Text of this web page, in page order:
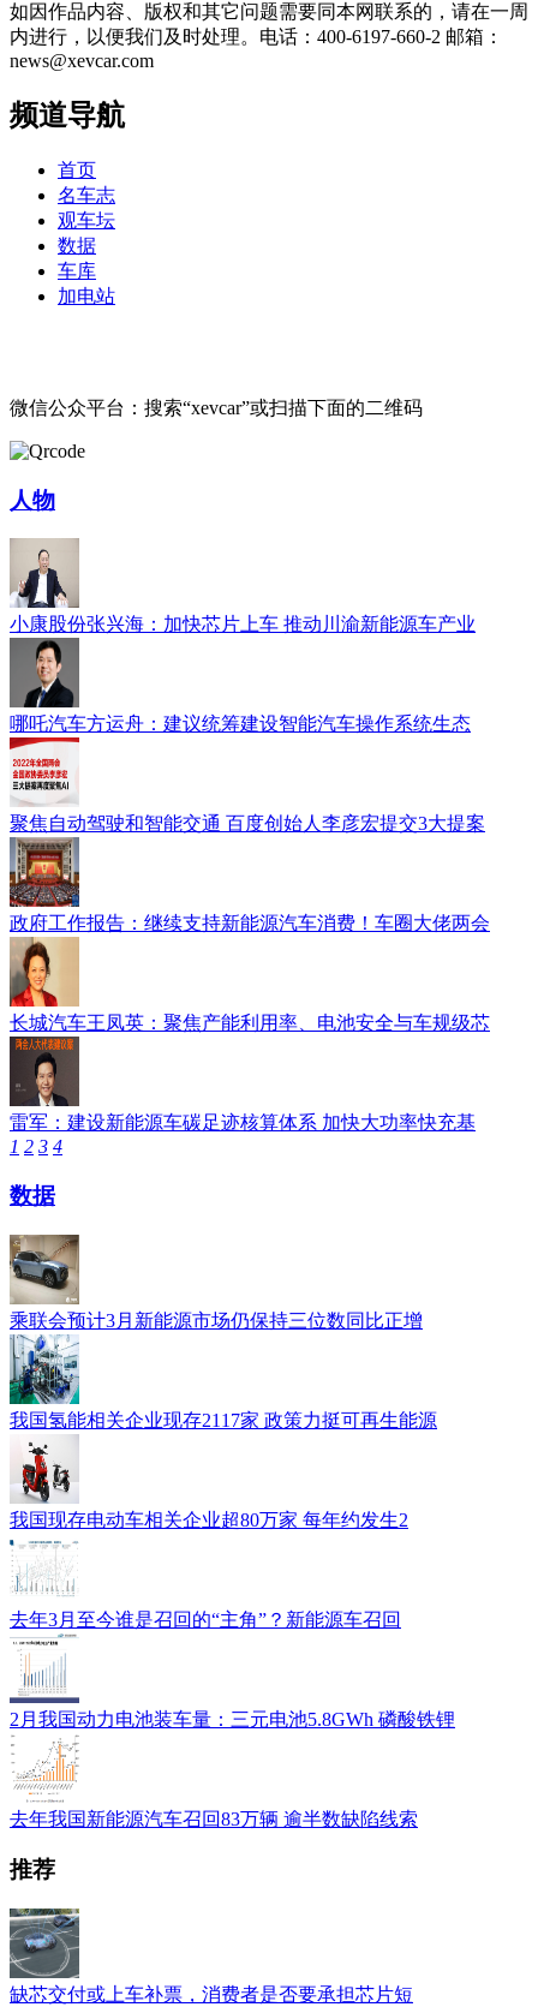
如因作品内容、版权和其它问题需要同本网联系的，请在一周
内进行，以便我们及时处理。电话：400-6197-660-2 邮箱：
news@xevcar.com
频道导航
首页
名车志
观车坛
数据
车库
加电站
微信公众平台：搜索“xevcar”或扫描下面的二维码
人物
小康股份张兴海：加快芯片上车 推动川渝新能源车产业
哪吒汽车方运舟：建议统筹建设智能汽车操作系统生态
聚焦自动驾驶和智能交通 百度创始人李彦宏提交3大提案
政府工作报告：继续支持新能源汽车消费！车圈大佬两会
长城汽车王凤英：聚焦产能利用率、电池安全与车规级芯
雷军：建设新能源车碳足迹核算体系 加快大功率快充基
1 2 3 4
数据
乘联会预计3月新能源市场仍保持三位数同比正增
我国氢能相关企业现存2117家 政策力挺可再生能源
我国现存电动车相关企业超80万家 每年约发生2
去年3月至今谁是召回的“主角”？新能源车召回
2月我国动力电池装车量：三元电池5.8GWh 磷酸铁锂
去年我国新能源汽车召回83万辆 逾半数缺陷线索
推荐
缺芯交付或上车补票，消费者是否要承担芯片短